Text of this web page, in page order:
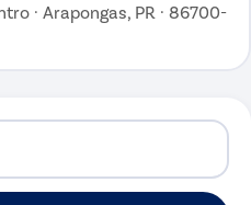
· Arapongas, PR · 86700-